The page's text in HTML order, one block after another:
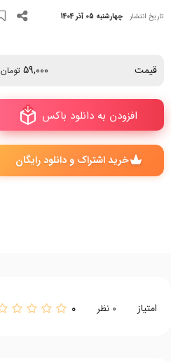
تاریخ انتشار چهارشنبه 05 آذر 1404
قیمت 59,000 تومان
افزودن به دانلود باکس
خرید اشتراک و دانلود رایگان
امتیاز 0 نظر 0